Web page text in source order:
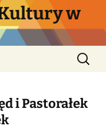
w
Szukaj:
i Pastorałek